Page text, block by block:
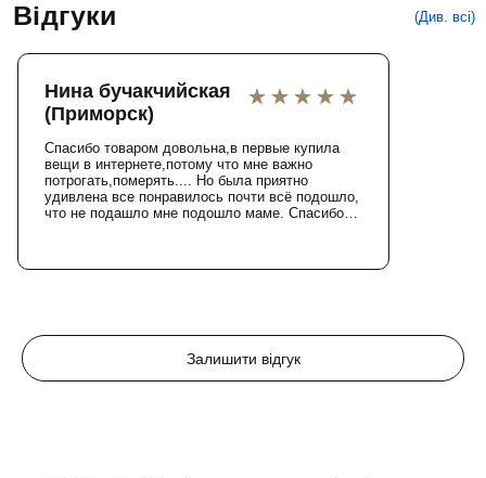
Відгуки (Див. всі)
Нина бучакчийская
(Приморск)
Спасибо товаром довольна,в первые купила
вещи в интернете,потому что мне важно
потрогать,померять.... Но была приятно
удивлена все понравилось почти всё подошло,
что не подашло мне подошло маме. Спасибо.
Залишити відгук